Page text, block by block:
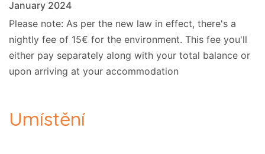
January 2024
Please note: As per the new law in effect, there's a
nightly fee of 15€ for the environment. This fee you'll
either pay separately along with your total balance or
upon arriving at your accommodation
Umístění